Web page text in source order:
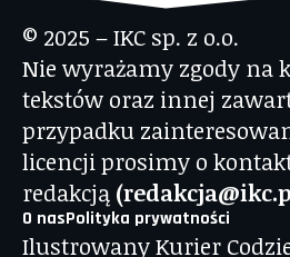
© 2025 – IKC sp. z o.o.
Nie wyrażamy zgody na
tekstów oraz innej
przypadku
licencji prosimy o
redakcją
O nasPolityka prywatności
Ilustrowany Kurier